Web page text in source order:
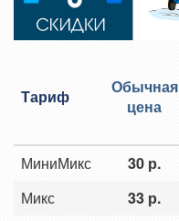
Тариф
Обычная
цена
МиниМикс
30 р.
Микс
33 р.